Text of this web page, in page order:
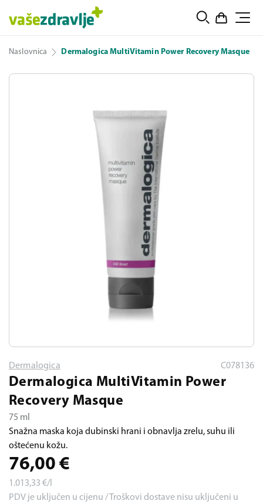
Naslovnica Dermalogica MultiVitamin Power Recovery Masque
Dermalogica C078136
Dermalogica MultiVitamin Power
Recovery Masque
75 ml
Snažna maska koja dubinski hrani i obnavlja zrelu, suhu ili
oštećenu kožu.
76,00 €
1.013,33 €/l
PDV je uključen u cijenu / Troškovi dostave nisu uključeni u